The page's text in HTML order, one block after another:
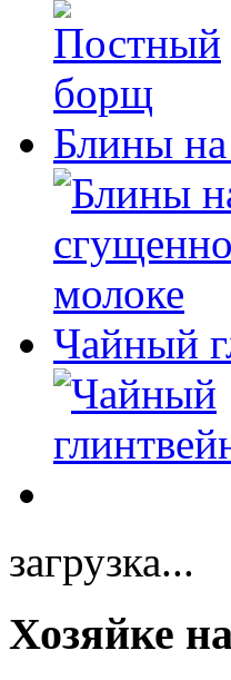
Блины
Чайный
загрузка...
Хозяйке